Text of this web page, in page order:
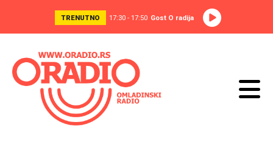
TRENUTNO 17:30 - 17:50 Gost O radija